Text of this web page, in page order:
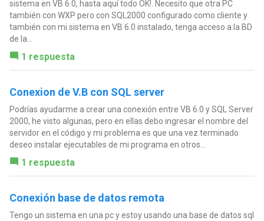
sistema en VB 6.0, hasta aquí todo OK!. Necesito que otra PC
también con WXP pero con SQL2000 configurado como cliente y
también con mi sistema en VB 6.0 instalado, tenga acceso a la BD
de la...
1 respuesta
Conexion de V.B con SQL server
Podrías ayudarme a crear una conexión entre VB 6.0 y SQL Server
2000, he visto algunas, pero en ellas debo ingresar el nombre del
servidor en el código y mi problema es que una vez terminado
deseo instalar ejecutables de mi programa en otros...
1 respuesta
Conexión base de datos remota
Tengo un sistema en una pc y estoy usando una base de datos sql